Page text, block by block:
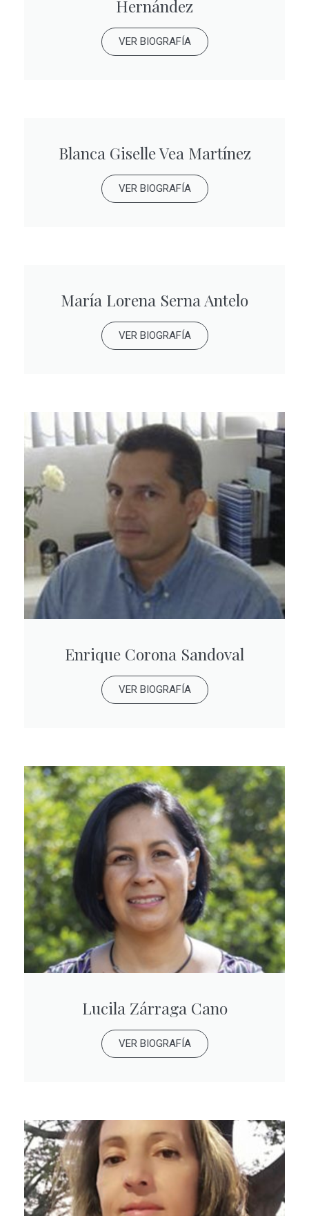
Hernández
VER BIOGRAFÍA
Blanca Giselle Vea Martínez
VER BIOGRAFÍA
María Lorena Serna Antelo
VER BIOGRAFÍA
Enrique Corona Sandoval
VER BIOGRAFÍA
Lucila Zárraga Cano
VER BIOGRAFÍA